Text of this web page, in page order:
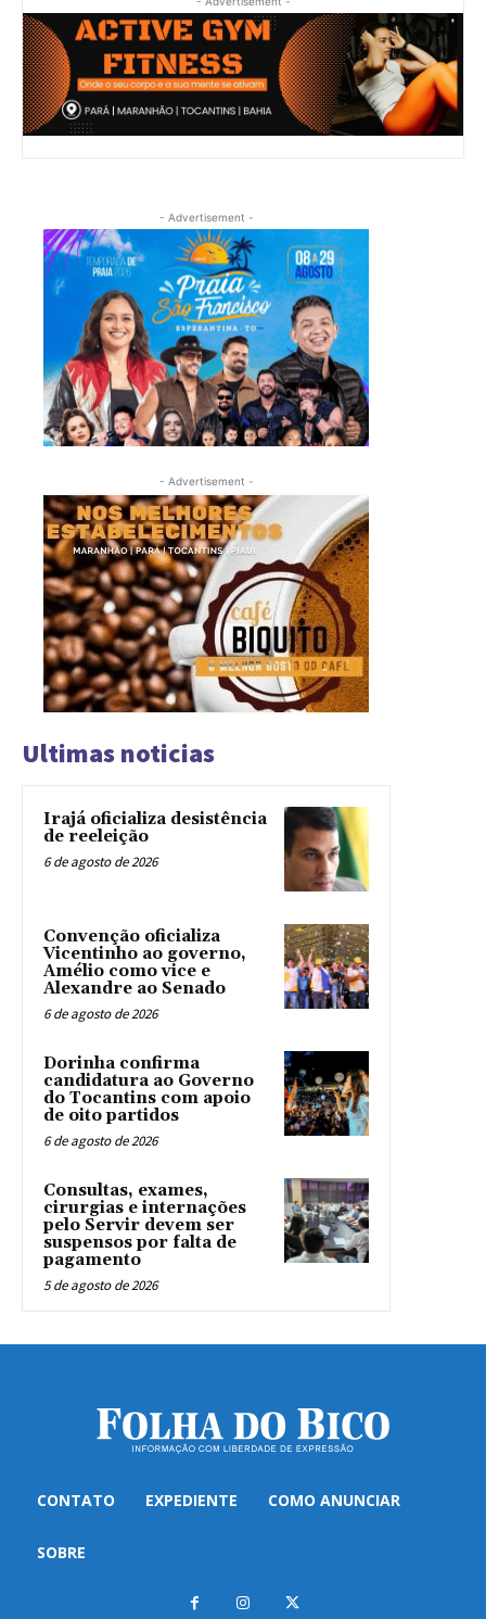
- Advertisement -
- Advertisement -
Ultimas noticias
Irajá oficializa desistência
de reeleição
6 de agosto de 2026
Convenção oficializa
Vicentinho ao governo,
Amélio como vice e
Alexandre ao Senado
6 de agosto de 2026
Dorinha confirma
candidatura ao Governo
do Tocantins com apoio
de oito partidos
6 de agosto de 2026
Consultas, exames,
cirurgias e internações
pelo Servir devem ser
suspensos por falta de
pagamento
5 de agosto de 2026
CONTATO EXPEDIENTE COMO ANUNCIAR
SOBRE